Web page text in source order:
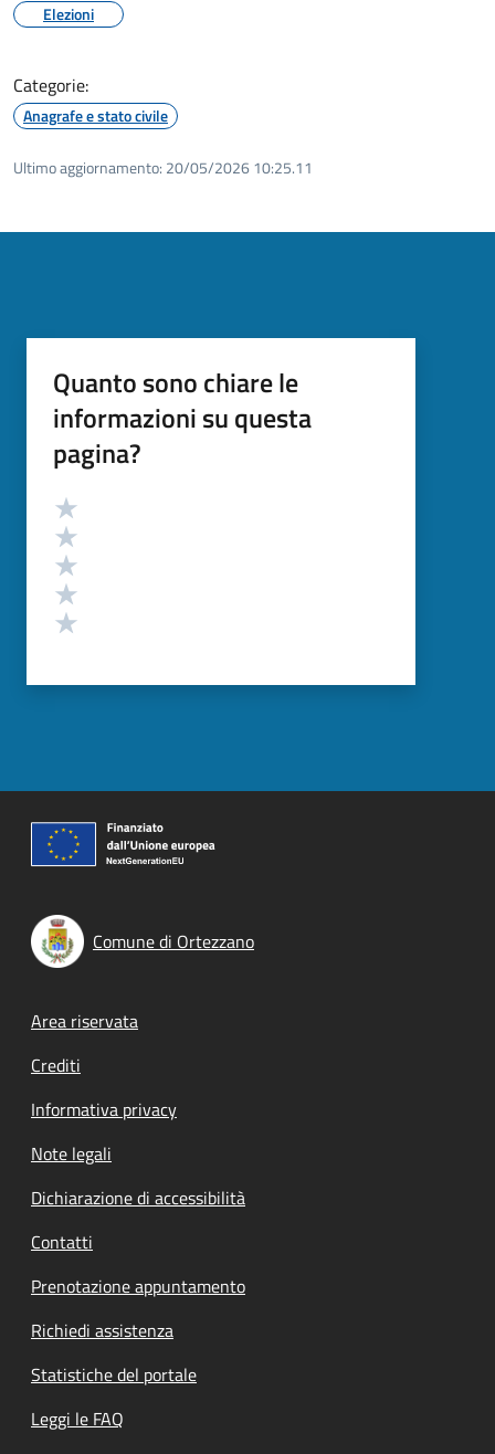
Elezioni
Categorie:
Anagrafe e stato civile
Ultimo aggiornamento: 20/05/2026 10:25.11
Quanto sono chiare le
informazioni su questa
pagina?
Valutazione
Comune di Ortezzano
Footer menu
Area riservata
Crediti
Informativa privacy
Note legali
Dichiarazione di accessibilità
Contatti
Prenotazione appuntamento
Richiedi assistenza
Statistiche del portale
Leggi le FAQ